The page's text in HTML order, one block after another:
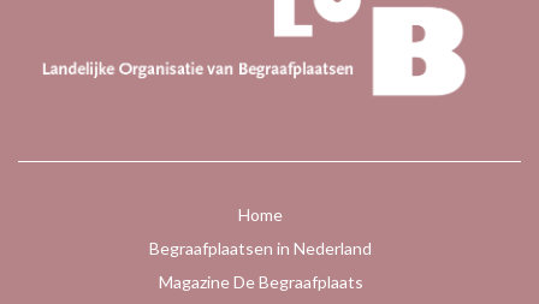
Home
Begraafplaatsen in Nederland
Magazine De Begraafplaats